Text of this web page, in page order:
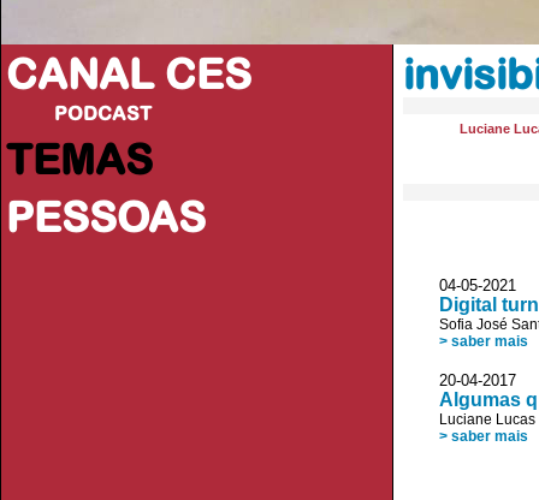
CANAL CES
PODCAST
TEMAS
PESSOAS
Luciane
04-05-
Digital
Sofia José
> saber mais
20-04-
Algumas
Luciane
> saber mais